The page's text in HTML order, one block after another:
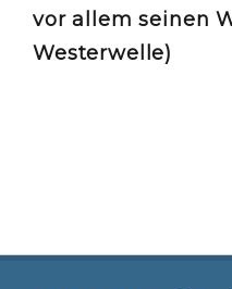
vor allem seinen
Westerwelle)